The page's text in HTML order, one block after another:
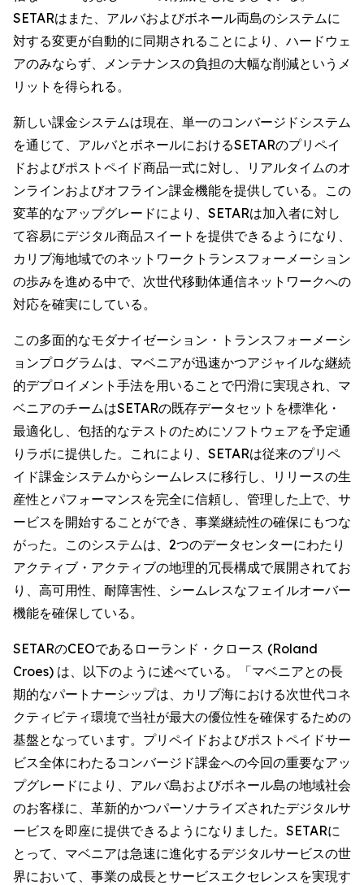
SETARはまた、アルバおよびボネール両島のシステムに
対する変更が自動的に同期されることにより、ハードウェ
アのみならず、メンテナンスの負担の大幅な削減というメ
リットを得られる。
新しい課金システムは現在、単一のコンバージドシステム
を通じて、アルバとボネールにおけるSETARのプリペイ
ドおよびポストペイド商品一式に対し、リアルタイムのオ
ンラインおよびオフライン課金機能を提供している。この
変革的なアップグレードにより、SETARは加入者に対し
て容易にデジタル商品スイートを提供できるようになり、
カリブ海地域でのネットワークトランスフォーメーション
の歩みを進める中で、次世代移動体通信ネットワークへの
対応を確実にしている。
この多面的なモダナイゼーション・トランスフォーメーシ
ョンプログラムは、マベニアが迅速かつアジャイルな継続
的デプロイメント手法を用いることで円滑に実現され、マ
ベニアのチームはSETARの既存データセットを標準化・
最適化し、包括的なテストのためにソフトウェアを予定通
りラボに提供した。これにより、SETARは従来のプリペ
イド課金システムからシームレスに移行し、リリースの生
産性とパフォーマンスを完全に信頼し、管理した上で、サ
ービスを開始することができ、事業継続性の確保にもつな
がった。このシステムは、2つのデータセンターにわたり
アクティブ・アクティブの地理的冗長構成で展開されてお
り、高可用性、耐障害性、シームレスなフェイルオーバー
機能を確保している。
SETARのCEOであるローランド・クロース (Roland
Croes) は、以下のように述べている。「マベニアとの長
期的なパートナーシップは、カリブ海における次世代コネ
クティビティ環境で当社が最大の優位性を確保するための
基盤となっています。プリペイドおよびポストペイドサー
ビス全体にわたるコンバージド課金への今回の重要なアッ
プグレードにより、アルバ島およびボネール島の地域社会
のお客様に、革新的かつパーソナライズされたデジタルサ
ービスを即座に提供できるようになりました。SETARに
とって、マベニアは急速に進化するデジタルサービスの世
界において、事業の成長とサービスエクセレンスを実現す